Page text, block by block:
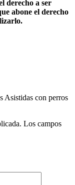
derecho a ser
abone el derecho
Asistidas con perros
Los campos